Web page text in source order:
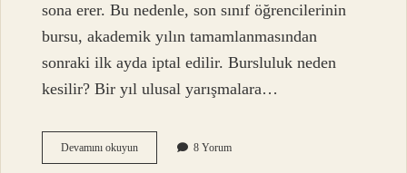
sona erer. Bu nedenle, son sınıf öğrencilerinin
bursu, akademik yılın tamamlanmasından
sonraki ilk ayda iptal edilir. Bursluluk neden
kesilir? Bir yıl ulusal yarışmalara…
Devamını okuyun12
Sınıf
8 Yorum